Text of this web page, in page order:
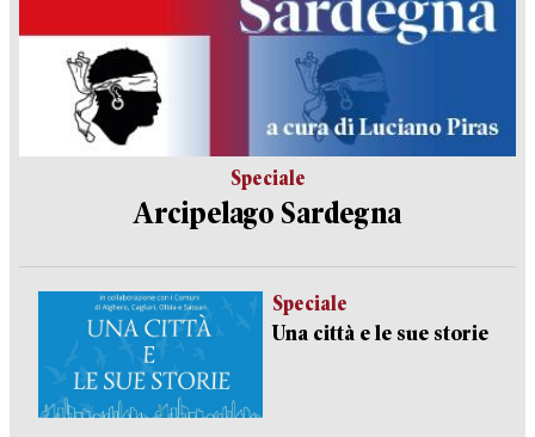
Speciale
Arcipelago Sardegna
Speciale
Una città e le sue storie